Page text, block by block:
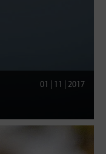
01 | 11 | 2017